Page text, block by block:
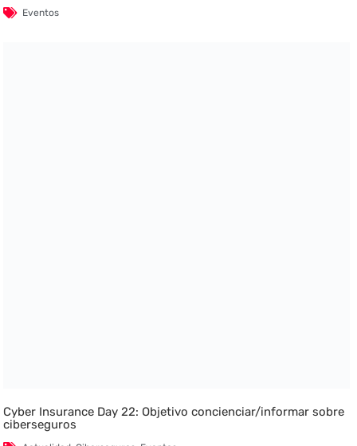
Eventos
Cyber Insurance Day 22: Objetivo concienciar/informar sobre
ciberseguros